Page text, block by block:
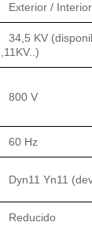
Exterior / Interior
34,5 KV
,11KV..)
800 V
60 Hz
Dyn11 Yn11
Reducido